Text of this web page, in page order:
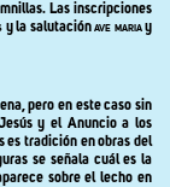
Las inscripciones
y la salutaciónave mariay
pero en este caso sin
y el Anuncio a los
es tradición en obras del
se señala cuál es la
sobre el lecho en